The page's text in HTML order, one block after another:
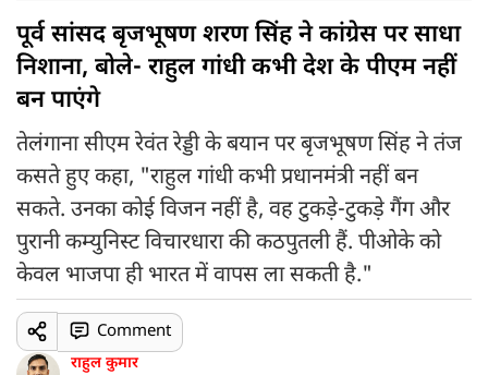
पूर्व सांसद बृजभूषण शरण सिंह ने कांग्रेस पर साधा
निशाना, बोले- राहुल गांधी कभी देश के पीएम नहीं
बन पाएंगे
तेलंगाना सीएम रेवंत रेड्डी के बयान पर बृजभूषण सिंह ने तंज
कसते हुए कहा, "राहुल गांधी कभी प्रधानमंत्री नहीं बन
सकते. उनका कोई विजन नहीं है, वह टुकड़े-टुकड़े गैंग और
पुरानी कम्युनिस्ट विचारधारा की कठपुतली हैं. पीओके को
केवल भाजपा ही भारत में वापस ला सकती है."
राहुल कुमार
Comment